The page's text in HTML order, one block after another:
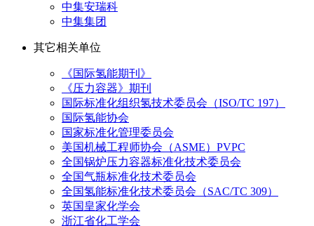
中集安瑞科
中集集团
其它相关单位
《国际氢能期刊》
《压力容器》期刊
国际标准化组织氢技术委员会（ISO/TC 197）
国际氢能协会
国家标准化管理委员会
美国机械工程师协会（ASME）PVPC
全国锅炉压力容器标准化技术委员会
全国气瓶标准化技术委员会
全国氢能标准化技术委员会（SAC/TC 309）
英国皇家化学会
浙江省化工学会